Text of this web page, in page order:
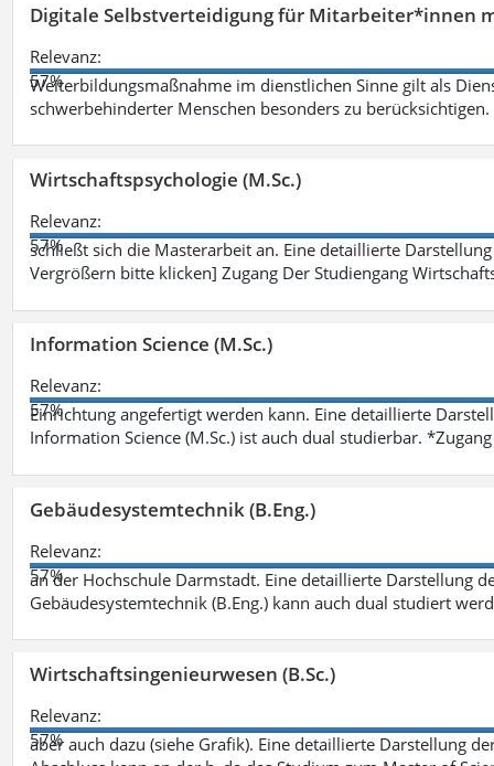
Digitale Selbstverteidigung für Mitarbeiter*innen
Relevanz:
57%
Weiterbildungsmaßnahme im dienstlichen Sinne gilt als
schwerbehinderter Menschen besonders zu berücksichtigen.
Wirtschaftspsychologie (M.Sc.)
Relevanz:
57%
schließt sich die Masterarbeit an. Eine detaillierte
Vergrößern bitte klicken] Zugang Der Studiengang
Information Science (M.Sc.)
Relevanz:
57%
Einrichtung angefertigt werden kann. Eine detaillierte
Information Science (M.Sc.) ist auch dual studierbar.
Gebäudesystemtechnik (B.Eng.)
Relevanz:
57%
an der Hochschule Darmstadt. Eine detaillierte Darstellung
Gebäudesystemtechnik (B.Eng.) kann auch dual studiert
Wirtschaftsingenieurwesen (B.Sc.)
Relevanz:
57%
aber auch dazu (siehe Grafik). Eine detaillierte Darstellung